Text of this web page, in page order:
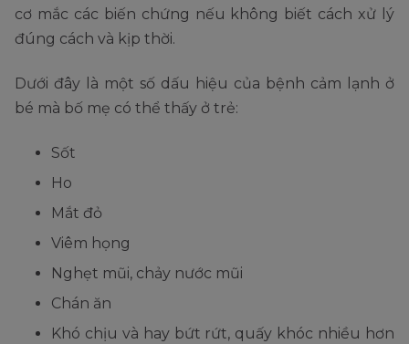
cơ mắc các biến chứng nếu không biết cách xử lý
đúng cách và kịp thời.
Dưới đây là một số dấu hiệu của bệnh cảm lạnh ở
bé mà bố mẹ có thể thấy ở trẻ:
Sốt
Ho
Mắt đỏ
Viêm họng
Nghẹt mũi, chảy nước mũi
Chán ăn
Khó chịu và hay bứt rứt, quấy khóc nhiều hơn